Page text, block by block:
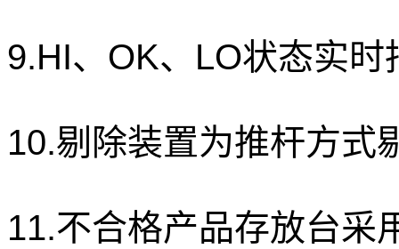
9.HI、 OK、 LO状态实时
10.剔除装置为推杆方式
11.不合格产品存放台采